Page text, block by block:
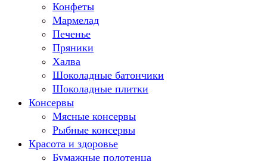
Конфеты
Мармелад
Печенье
Пряники
Халва
Шоколадные батончики
Шоколадные плитки
Консервы
Мясные консервы
Рыбные консервы
Красота и здоровье
Бумажные полотенца